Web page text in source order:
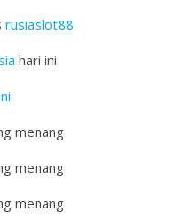
rusiaslot88
hari ini
menang
menang
menang